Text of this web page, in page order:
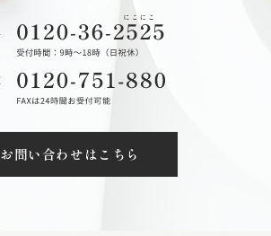
お問い合わせはこちら